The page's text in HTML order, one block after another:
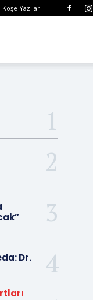
Köşe Yazıları
Dr.